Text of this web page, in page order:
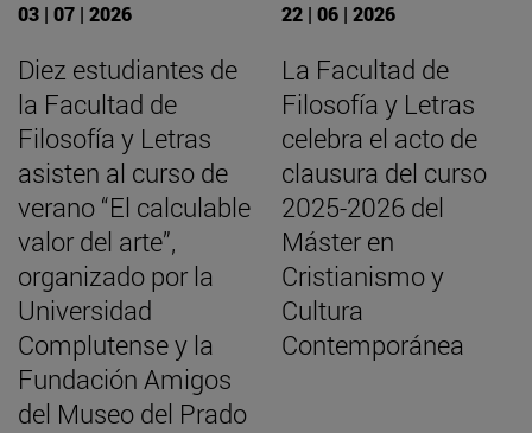
03 | 07 | 2026
Diez estudiantes de
la Facultad de
Filosofía y Letras
asisten al curso de
verano “El calculable
valor del arte”,
organizado por la
Universidad
Complutense y la
Fundación Amigos
del Museo del Prado
22 | 06 | 2026
La Facultad de
Filosofía y Letras
celebra el acto de
clausura del curso
2025-2026 del
Máster en
Cristianismo y
Cultura
Contemporánea